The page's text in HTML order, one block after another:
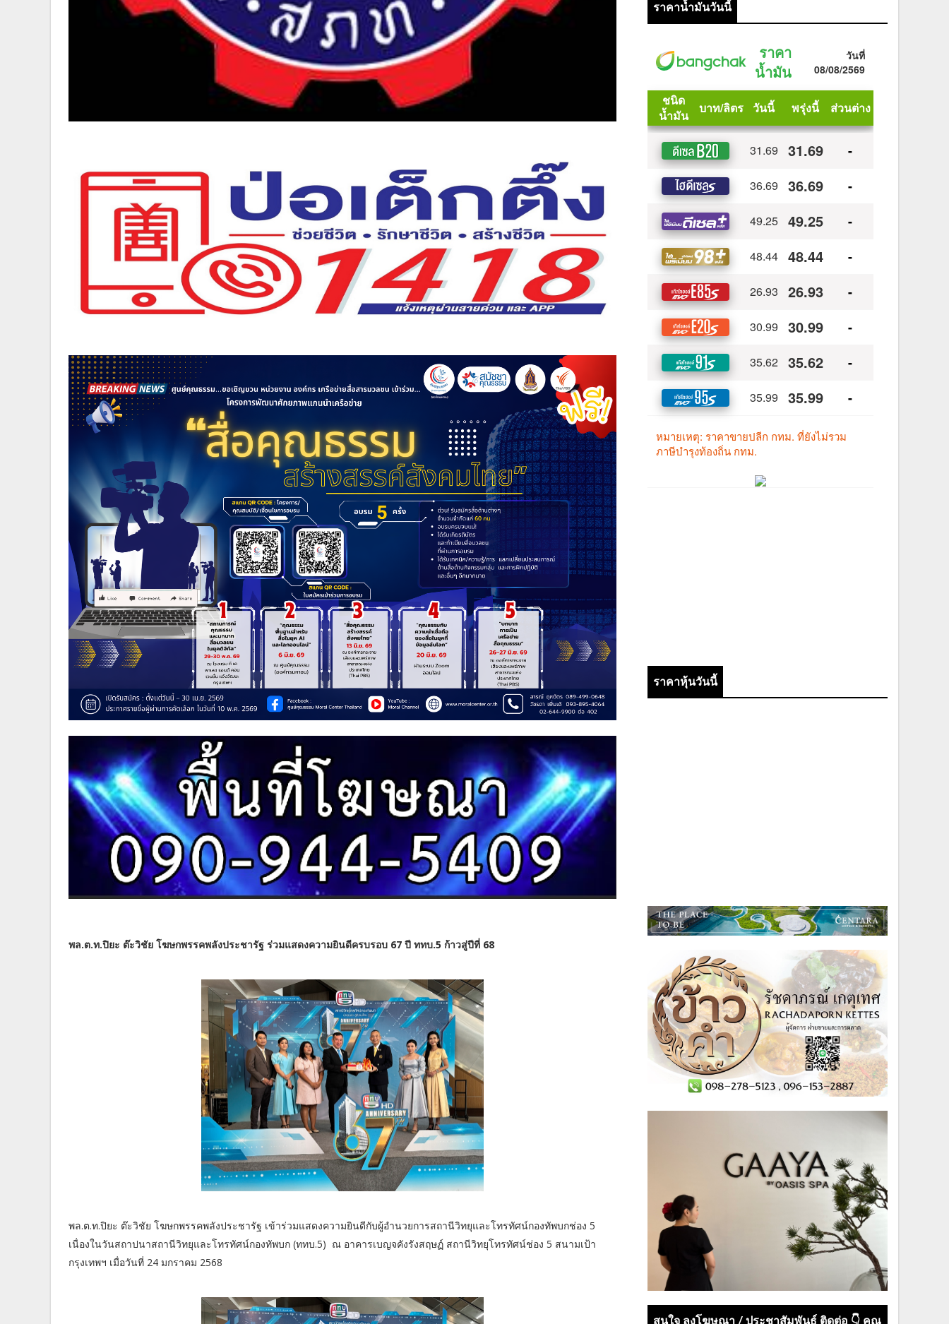
พล.ต.ท.ปิยะ ต๊ะวิชัย โฆษกพรรคพลังประชารัฐ ร่วมแสดงความยินดีครบรอบ 67 ปี ททบ.5 ก้าวสู่ปีที่ 68
พล.ต.ท.ปิยะ ต๊ะวิชัย โฆษกพรรคพลังประชารัฐ เข้าร่วมแสดงความยินดีกับผู้อำนวยการสถานีวิทยุและโทรทัศน์กองทัพบกช่อง 5
เนื่องในวันสถาปนาสถานีวิทยุและโทรทัศน์กองทัพบก (ททบ.5) ณ อาคารเบญจคังรังสฤษฏ์ สถานีวิทยุโทรทัศน์ช่อง 5 สนามเป้า
กรุงเทพฯ เมื่อวันที่ 24 มกราคม 2568
ราคาน้ำมันวันนี้
ราคาหุ้นวันนี้
สนใจ ลงโฆษณา / ประชาสัมพันธ์ ติดต่อ 👇 คุณ